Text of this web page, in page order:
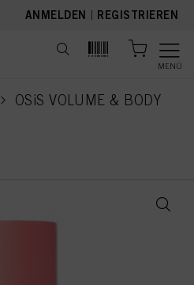
ANMELDEN | REGISTRIEREN
MENÜ
OSiS VOLUME & BODY
current page